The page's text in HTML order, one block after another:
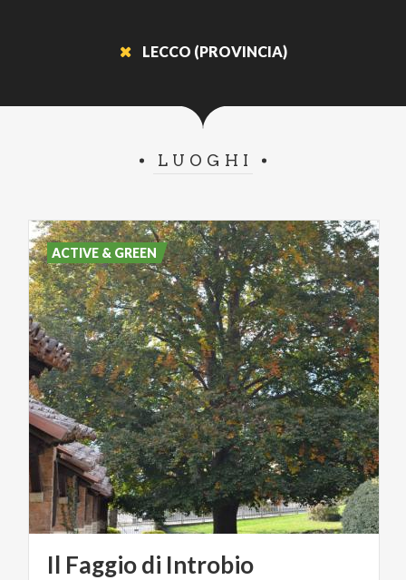
LECCO (PROVINCIA)
LUOGHI
Il Faggiodi Introbio
ACTIVE & GREEN